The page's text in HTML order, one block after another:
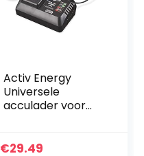
Activ Energy
Universele
acculader voor
tuingereedschap
€29.49